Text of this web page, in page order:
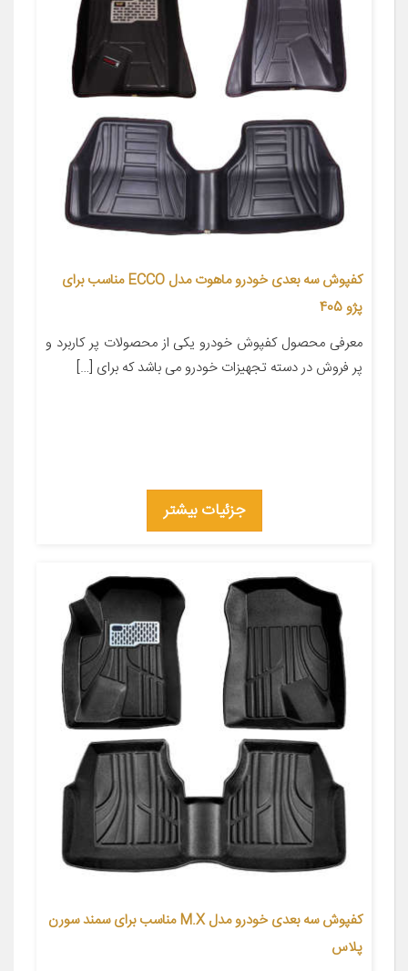
کفپوش سه بعدی خودرو ماهوت مدل ECCO مناسب برای
پژو 405
معرفی محصول کفپوش خودرو یکی از محصولات پر کاربرد و
پر فروش در دسته تجهیزات خودرو می باشد که برای […]
جزئیات بیشتر
کفپوش سه بعدی خودرو مدل M.X مناسب برای سمند سورن
پلاس